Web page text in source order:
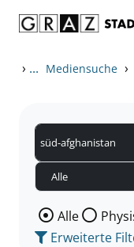
› ... Mediensuche ›
Wählen Sie die
Alle
Erweiterte